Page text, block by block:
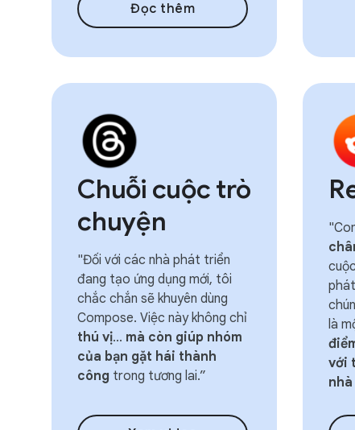
Đọc thêm
Chuỗi cuộc trò
chuyện
"Đối với các nhà phát triển
đang tạo ứng dụng mới, tôi
chắc chắn sẽ khuyên dùng
Compose. Việc này không chỉ
thú vị... mà còn giúp nhóm
của bạn gặt hái thành
công trong tương lai.”
là
với